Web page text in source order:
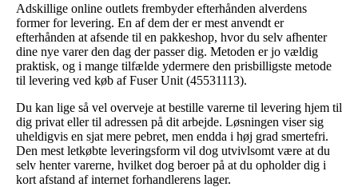
Adskillige online outlets frembyder efterhånden alverdens
former for levering. En af dem der er mest anvendt er
efterhånden at afsende til en pakkeshop, hvor du selv afhenter
dine nye varer den dag der passer dig. Metoden er jo vældig
praktisk, og i mange tilfælde ydermere den prisbilligste metode
til levering ved køb af Fuser Unit (45531113).
Du kan lige så vel overveje at bestille varerne til levering hjem til
dig privat eller til adressen på dit arbejde. Løsningen viser sig
uheldigvis en sjat mere pebret, men endda i høj grad smertefri.
Den mest letkøbte leveringsform vil dog utvivlsomt være at du
selv henter varerne, hvilket dog beroer på at du opholder dig i
kort afstand af internet forhandlerens lager.